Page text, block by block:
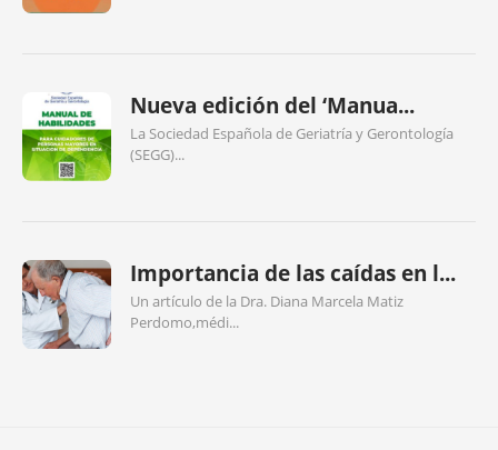
Nueva edición del ‘Manua...
La Sociedad Española de Geriatría y Gerontología
(SEGG)...
Importancia de las caídas en l...
Un artículo de la Dra. Diana Marcela Matiz
Perdomo,médi...